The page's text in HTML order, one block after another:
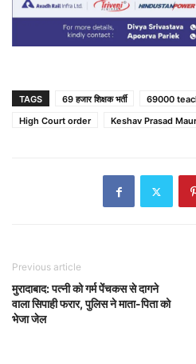
TAGS 69 हजार शिक्षक भर्ती
69000
High Court order
Keshav Prasad
Previous article
मुरादाबाद: पत्नी को गर्म पेंचकस से दागने
वाला सिपाही फरार, पुलिस ने माता-पिता को
भेजा जेल